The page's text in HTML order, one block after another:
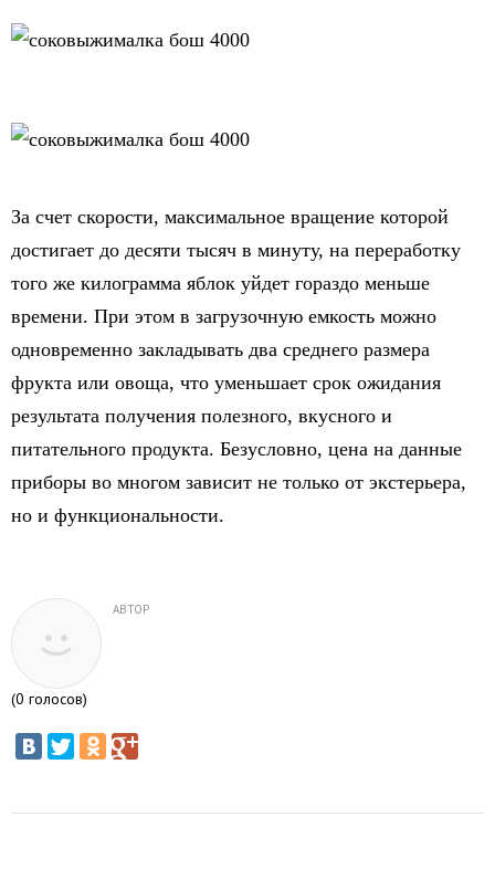
За счет скорости, максимальное вращение которой
достигает до десяти тысяч в минуту, на переработку
того же килограмма яблок уйдет гораздо меньше
времени. При этом в загрузочную емкость можно
одновременно закладывать два среднего размера
фрукта или овоща, что уменьшает срок ожидания
результата получения полезного, вкусного и
питательного продукта. Безусловно, цена на данные
приборы во многом зависит не только от экстерьера,
но и функциональности.
АВТОР
(0 голосов)